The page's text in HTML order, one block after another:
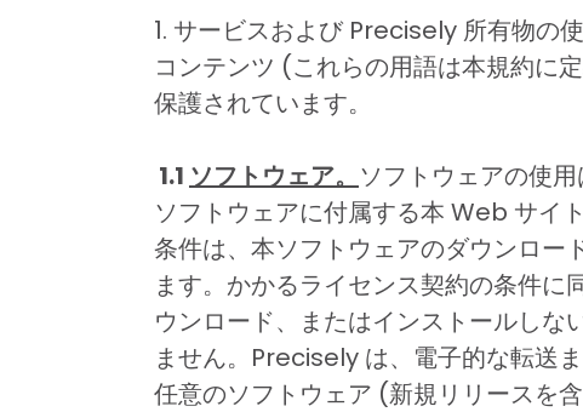
1. サービスおよび Precisely 所有物の
コンテンツ (これらの用語は本規約に
保護されています。
1.1 ソフトウェア。 ソフトウェアの使
ソフトウェアに付属する本 Web サイ
条件は、本ソフトウェアのダウンロ
ます。かかるライセンス契約の条件
ウンロード、またはインストールし
ません。Precisely は、電子的な転送
任意のソフトウェア (新規リリースを